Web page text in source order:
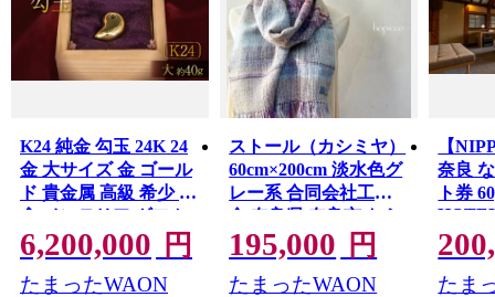
K24 純金 勾玉 24K 24
金 大サイズ 金 ゴール
ド 貴金属 高級 希少 記
念 インテリア ギフト
プレゼント 贈り物 贈
答用 合同会社工藝舎
奈良県 奈良市
6,200,000 円
たまったWAON
ストール（カシミヤ）
60cm×200cm 淡水色グ
レー系 合同会社工藝
舎 奈良県 奈良市 なら
195-006
195,000 円
たまったWAON
【
奈良
ト券
市 な
たま